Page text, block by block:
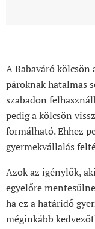
A Babaváró
pároknak hatalmas
szabadon
pedig a kölcsön
formálható. Ehhez
gyermekvállalás
Azok az igénylők,
egyelőre
ha ez a határidő
méginkább